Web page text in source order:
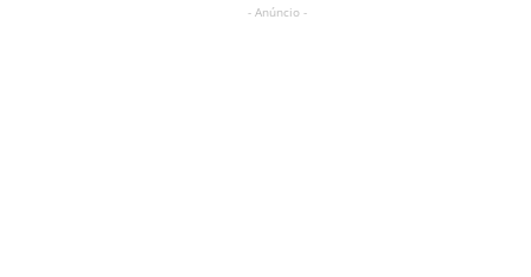
- Anúncio -